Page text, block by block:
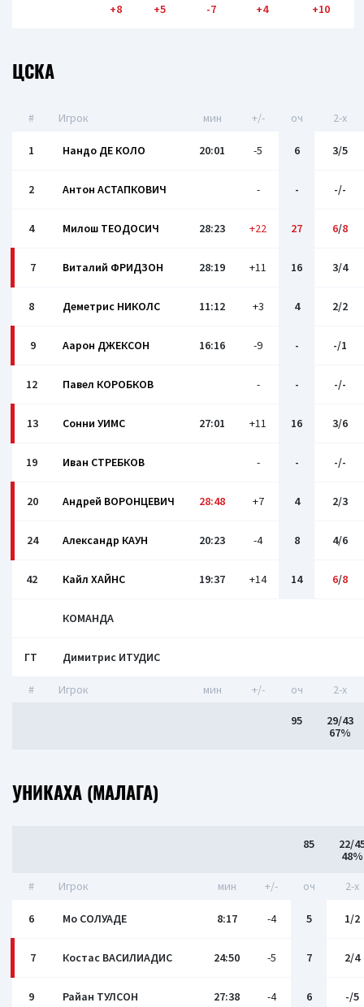
+8 +5 -7 +4 +10
ЦСКА
# Игрок мин +/- оч 2-x
1 Нандо ДЕ КОЛО 20:01 -5 6 3/5
2 Антон АСТАПКОВИЧ - - -/-
4 Милош ТЕОДОСИЧ 28:23 +22 27 6/8
7 Виталий ФРИДЗОН 28:19 +11 16 3/4
8 Деметрис НИКОЛС 11:12 +3 4 2/2
9 Аарон ДЖЕКСОН 16:16 -9 - -/1
12 Павел КОРОБКОВ - - -/-
13 Сонни УИМС 27:01 +11 16 3/6
19 Иван СТРЕБКОВ - - -/-
20 Андрей ВОРОНЦЕВИЧ 28:48 +7 4 2/3
24 Александр КАУН 20:23 -4 8 4/6
42 Кайл ХАЙНС 19:37 +14 14 6/8
КОМАНДА
ГТ Димитрис ИТУДИС
# Игрок мин +/- оч 2-x
95
29/43
67%
УНИКАХА (МАЛАГА)
85
22/
48%
# Игрок мин +/- оч 2-x
6 Мо СОЛУАДЕ 8:17 -4 5 1/2
7 Костас ВАСИЛИАДИС 24:50 -5 7 2/4
9 Райан ТУЛСОН 27:38 -4 6 -/5